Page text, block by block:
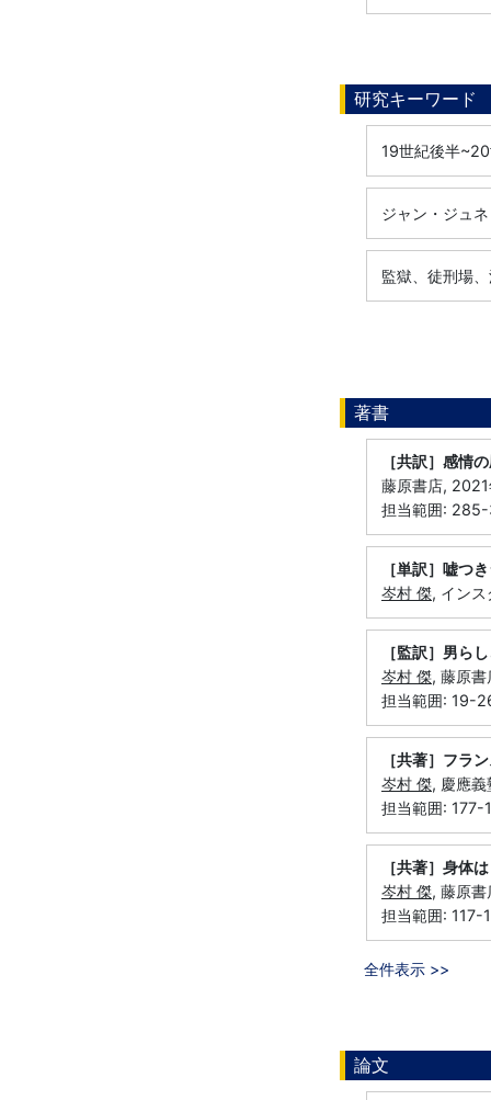
研究キーワード
19世紀後半
ジャン・ジュネ
監獄、徒刑場
著書
［共訳］感情
藤原書店,
担当範囲:
［単訳］嘘つ
岑村 傑, イン
［監訳］男
岑村 傑, 藤原
担当範囲: 19-
［共著］フラ
岑村 傑, 慶應
担当範囲:
［共著］身体
岑村 傑, 藤原
担当範囲:
全件表示 >>
論文